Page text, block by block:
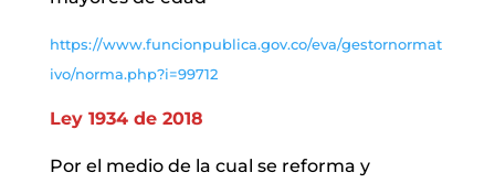
https://www.funcionpublica.gov.co/eva/gestornormat
ivo/norma.php?i=99712
Ley 1934 de 2018
Por el medio de la cual se reforma y